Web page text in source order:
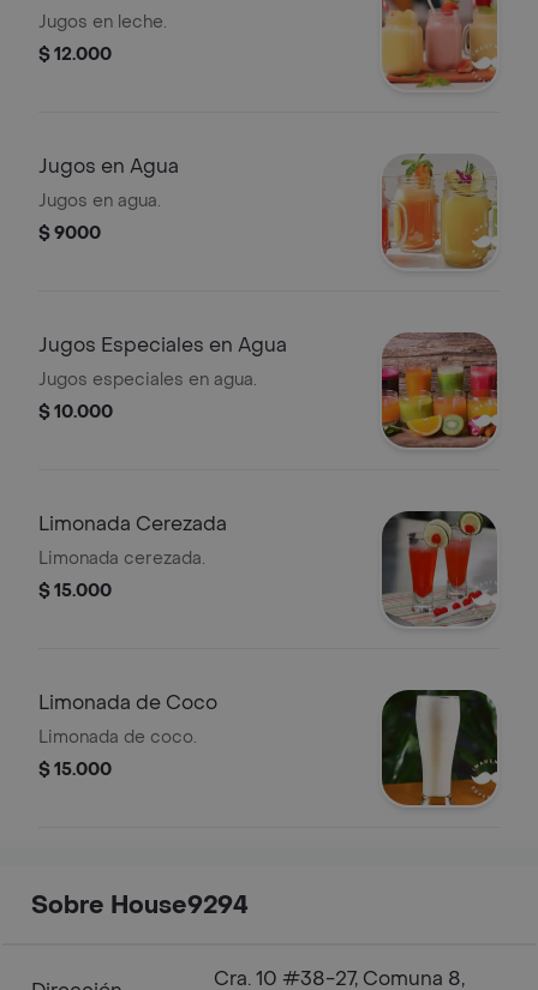
Jugos en leche.
$ 12.000
Jugos en Agua
Jugos en agua.
$ 9000
Jugos Especiales en Agua
Jugos especiales en agua.
$ 10.000
Limonada Cerezada
Limonada cerezada.
$ 15.000
Limonada de Coco
Limonada de coco.
$ 15.000
Sobre House9294
Cra. 10 #38-27, Comuna 8,